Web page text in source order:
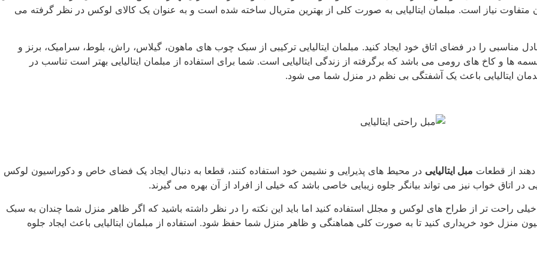
متفاوت نیاز است. مبلمان ایتالیایی به صورت کلی از بهترین متریال ساخته شده است و به عنوان یک کالای لوکس در نظر گرفته می
مناسبی را در فضای اتاق خود ایجاد کنید. مبلمان ایتالیایی ترکیبی از سبک چوب های ماهون، گیلاس، راش، بلوط، سرامیک، برنز و
ها و کاخ های رومی می باشد که برگرفته از زندگی ایتالیایی است. شما برای استفاده از مبلمان ایتالیایی بهتر است تناسب در
ایتالیایی باعث یک آشفتگی بی نظم در منزل شما می شود.
از قطعات مبل ایتالیایی در محیط های پذیرایی و نشیمن خود استفاده کنند، قطعا به دنبال ایجاد یک فضای خاص و دکوراسیون لوکس
در اتاق خواب نیز می تواند بیانگر جلوه زیبایی خاصی باشد که خیلی از افراد از آن بهره می گیرند.
راحت تر از طراح های لوکس و مجلل استفاده کنید اما باید این نکته را در نظر داشته باشید که اگر ظاهر منزل شما چندان به سبک
خود خریداری کنید تا به صورت کلی هماهنگی و ظاهر منزل شما حفظ شود. استفاده از مبلمان ایتالیایی باعث ایجاد جلوه